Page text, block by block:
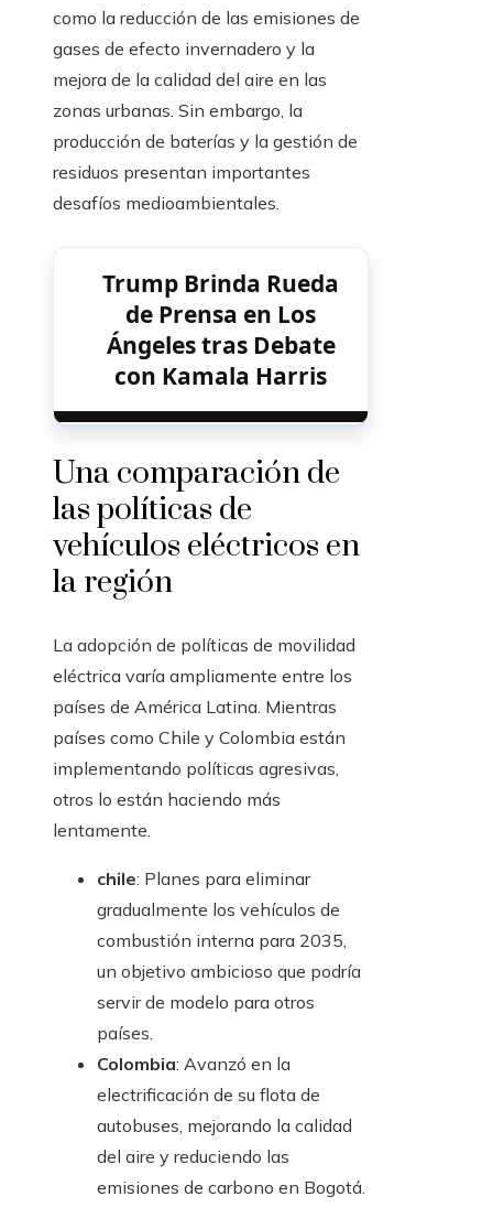
como la reducción de las emisiones de
gases de efecto invernadero y la
mejora de la calidad del aire en las
zonas urbanas. Sin embargo, la
producción de baterías y la gestión de
residuos presentan importantes
desafíos medioambientales.
Trump Brinda Rueda
de Prensa en Los
Ángeles tras Debate
con Kamala Harris
Una comparación de
las políticas de
vehículos eléctricos en
la región
La adopción de políticas de movilidad
eléctrica varía ampliamente entre los
países de América Latina. Mientras
países como Chile y Colombia están
implementando políticas agresivas,
otros lo están haciendo más
lentamente.
chile: Planes para eliminar
gradualmente los vehículos de
combustión interna para 2035,
un objetivo ambicioso que podría
servir de modelo para otros
países.
Colombia: Avanzó en la
electrificación de su flota de
autobuses, mejorando la calidad
del aire y reduciendo las
emisiones de carbono en Bogotá.